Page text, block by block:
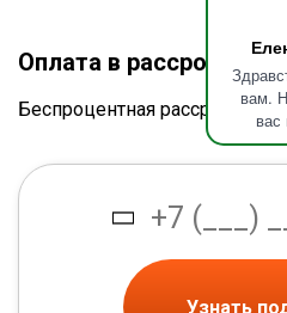
вам.
вас
Оплата в рассрочку
Беспроцентная рассрочка от
Узнать